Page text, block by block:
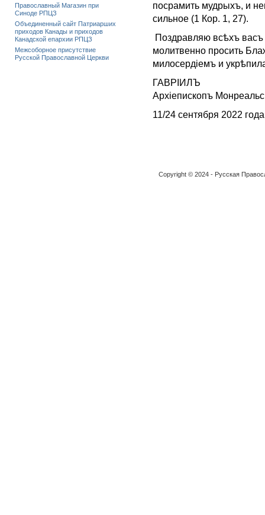
посрамить мудрыхъ, и
сильное (1 Кор. 1, 27).
Поздравляю всѣхъ
молитвенно просить
милосердіемъ и
ГАВРIИЛЪ
Архiепископъ
11/24 сентября 2022 года
Православный Магазин при
Синоде РПЦЗ
Объединенный сайт Патриарших
приходов Канады и приходов
Канадской епархии РПЦЗ
Межсоборное присутствие
Русской Православной Церкви
Copyright © 2024 - Русская